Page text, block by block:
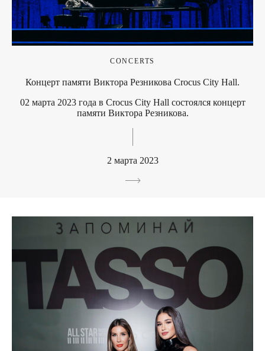
CONCERTS
Концерт памяти Виктора Резникова Crocus City Hall.
02 марта 2023 года в Crocus City Hall состоялся концерт
памяти Виктора Резникова.
2 марта 2023